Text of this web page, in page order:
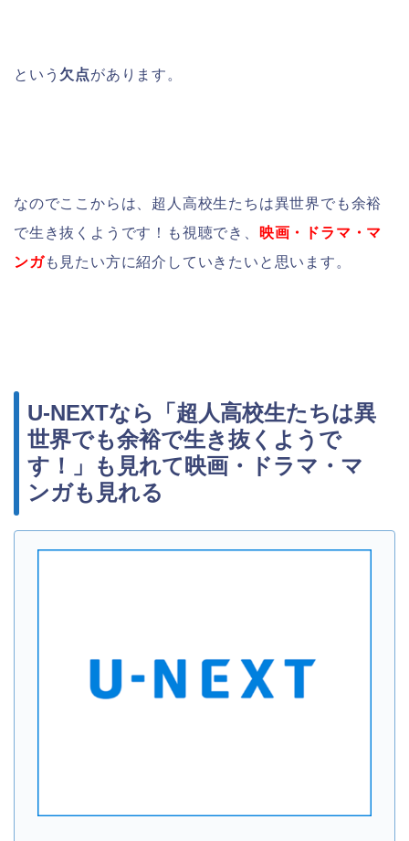
という 欠点があります。
なのでここからは、超人高校生たちは異世界でも余裕
で生き抜くようです！も視聴でき、
映画・ドラマ・マ
ンガも見たい方に紹介していきたいと思います。
U-NEXTなら「超人高校生たちは異
世界でも余裕で生き抜くようで
す！」も見れて映画・ドラマ・マ
ンガも見れる